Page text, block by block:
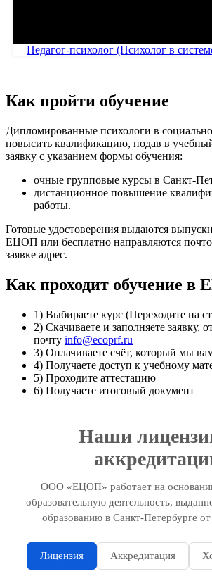
Педагог-психолог (Психолог в
Как пройти обучение
Дипломированные психологи в
повысить квалификацию, подав в
заявку с указанием формы обучения:
очные групповые курсы в Санкт-
дистанционное повышение
работы.
Готовые удостоверения выдаются
ЕЦОП или бесплатно направляются
заявке адрес.
Как проходит обучение
1) Выбираете курс (Переходите на
2) Скачиваете и заполняете заявку,
почту info@ecoprf.ru
3) Оплачиваете счёт, который мы
4) Получаете доступ к учебному
5) Проходите аттестацию
6) Получаете итоговый документ
Наши
ООО «ЕЦОП» работает на
образовательную деятельность,
образованию в Санкт-Петербурге
Лицензия Аккредитация